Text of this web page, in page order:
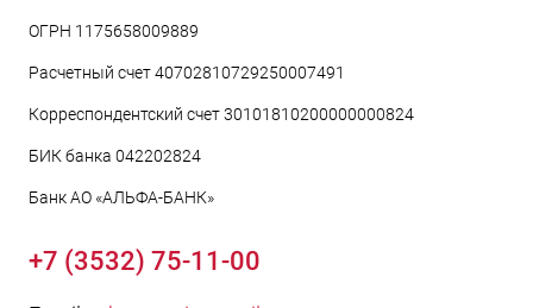
ОГРН 1175658009889
Расчетный счет 40702810729250007491
Корреспондентский счет 30101810200000000824
БИК банка 042202824
Банк АО «АЛЬФА-БАНК»
+7 (3532) 75-11-00